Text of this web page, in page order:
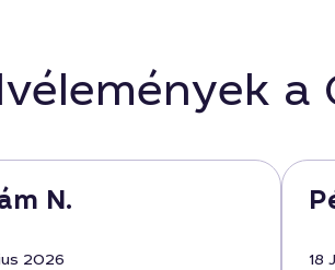
a
N.
2026 18